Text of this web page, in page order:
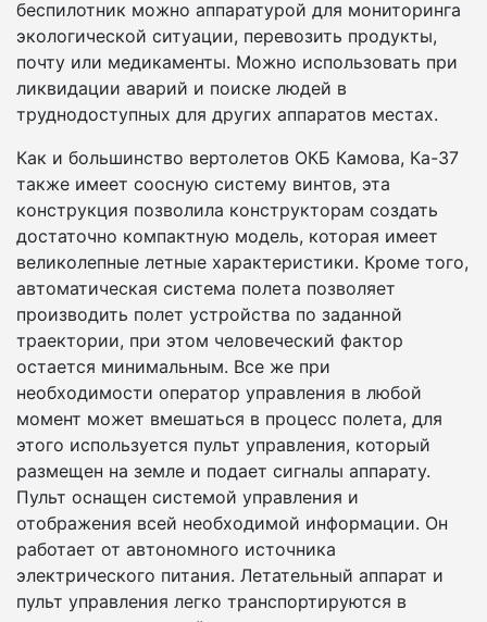
беспилотник можно аппаратурой для мониторинга
экологической ситуации, перевозить продукты,
почту или медикаменты. Можно использовать при
ликвидации аварий и поиске людей в
труднодоступных для других аппаратов местах.
Как и большинство вертолетов ОКБ Камова, Ка-37
также имеет соосную систему винтов, эта
конструкция позволила конструкторам создать
достаточно компактную модель, которая имеет
великолепные летные характеристики. Кроме того,
автоматическая система полета позволяет
производить полет устройства по заданной
траектории, при этом человеческий фактор
остается минимальным. Все же при
необходимости оператор управления в любой
момент может вмешаться в процесс полета, для
этого используется пульт управления, который
размещен на земле и подает сигналы аппарату.
Пульт оснащен системой управления и
отображения всей необходимой информации. Он
работает от автономного источника
электрического питания. Летательный аппарат и
пульт управления легко транспортируются в